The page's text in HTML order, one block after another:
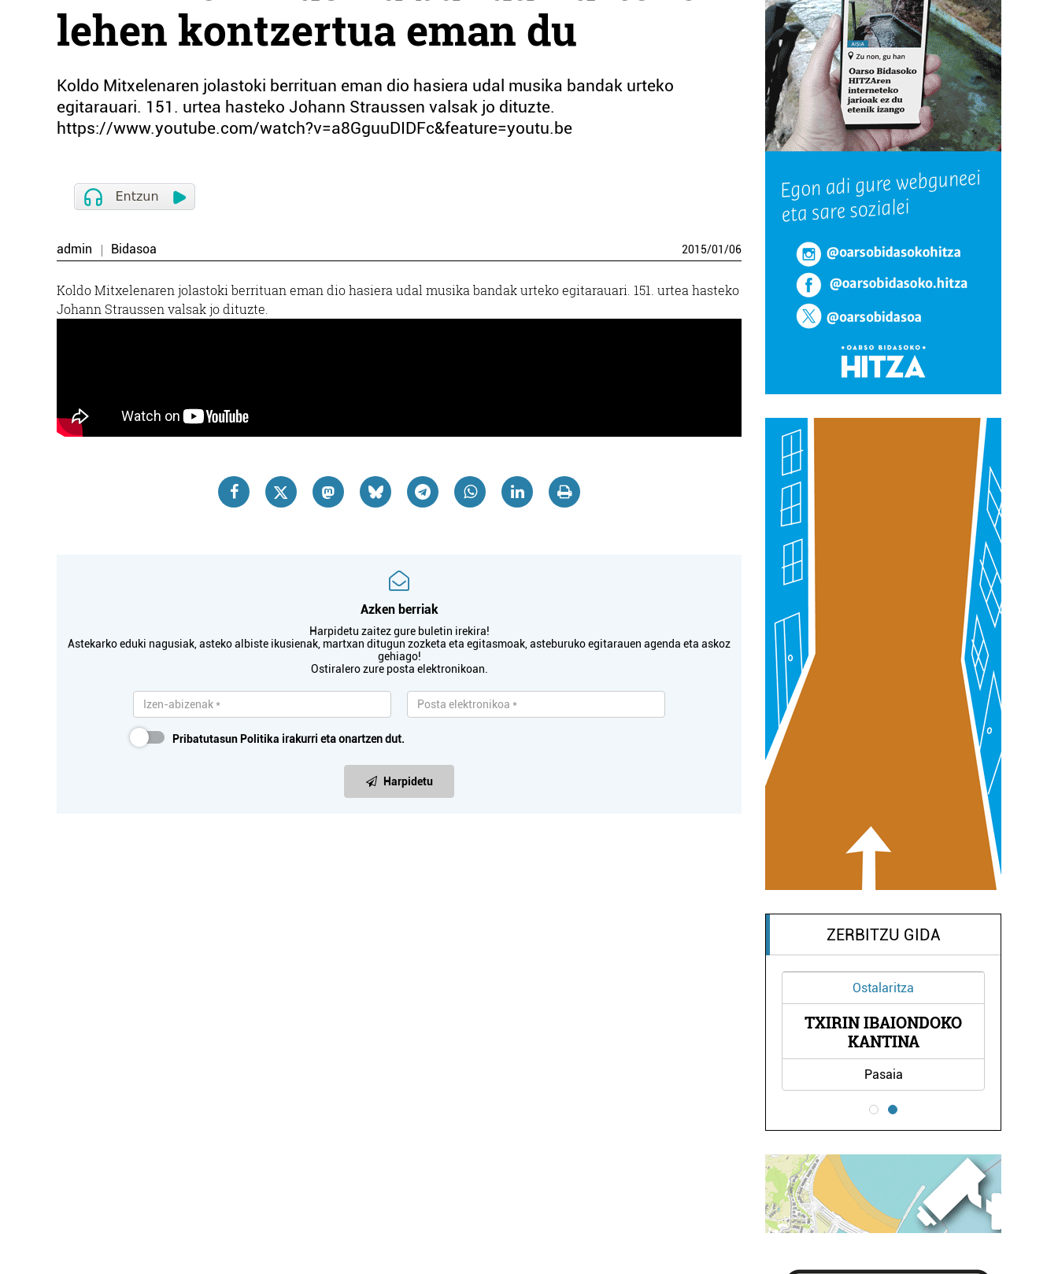
lehen kontzertua eman du
Koldo Mitxelenaren jolastoki berrituan eman dio hasiera udal musika bandak urteko
egitarauari. 151. urtea hasteko Johann Straussen valsak jo dituzte.
https://www.youtube.com/watch?v=a8GguuDIDFc&feature=youtu.be
admin Bidasoa 2015/01/06
Koldo Mitxelenaren jolastoki berrituan eman dio hasiera udal musika bandak urteko egitarauari. 151. urtea hasteko
Johann Straussen valsak jo dituzte.
Azken berriak
Harpidetu zaitez gure buletin irekira!
Astekarko eduki nagusiak, asteko albiste ikusienak, martxan ditugun zozketa eta egitasmoak, asteburuko egitarauen agenda eta askoz
gehiago!
Ostiralero zure posta elektronikoan.
Pribatutasun Politika irakurri eta onartzen dut.
Harpidetu
ZERBITZU GIDA
Ostalaritza
TXIRIN IBAIONDOKO
KANTINA
Pasaia